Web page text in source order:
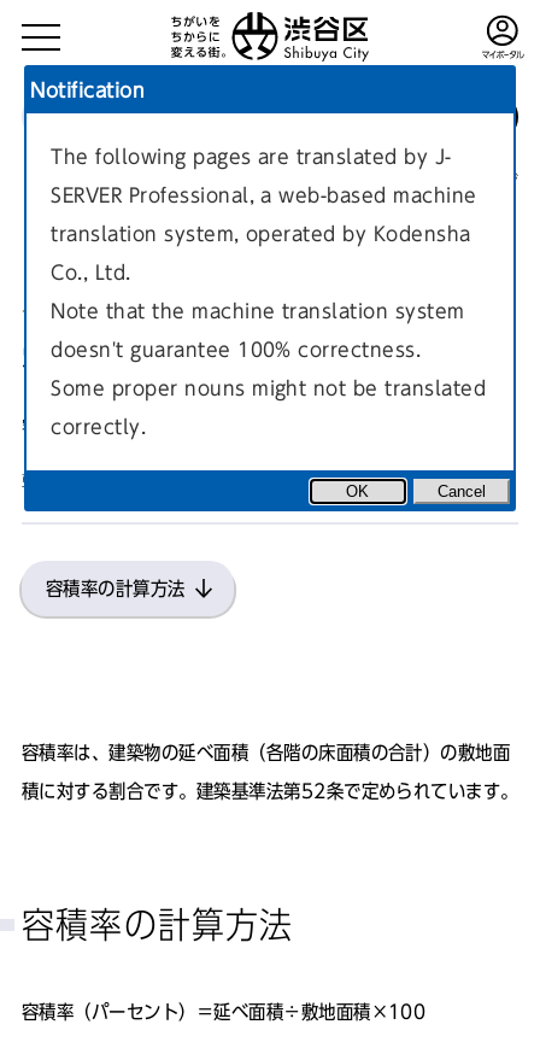
現在のページ
容積率による建築制限
容積率による建築制限についての案内ページです。
更新日
容積率の計算方法
容積率は、建築物の延べ面積（各階の床面積の合計）の敷地面
積に対する割合です。建築基準法第52条で定められています。
容積率の計算方法
容積率（パーセント）＝延べ面積÷敷地面積×100
Notification
The following pages are translated by J-
SERVER Professional, a web-based machine
translation system, operated by Kodensha
Co., Ltd.
Note that the machine translation system
doesn't guarantee 100% correctness.
Some proper nouns might not be translated
correctly.
OK Cancel